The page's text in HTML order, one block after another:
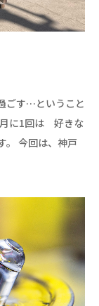
ごす…ということ
月に1回は 好きな
今回は、神戸